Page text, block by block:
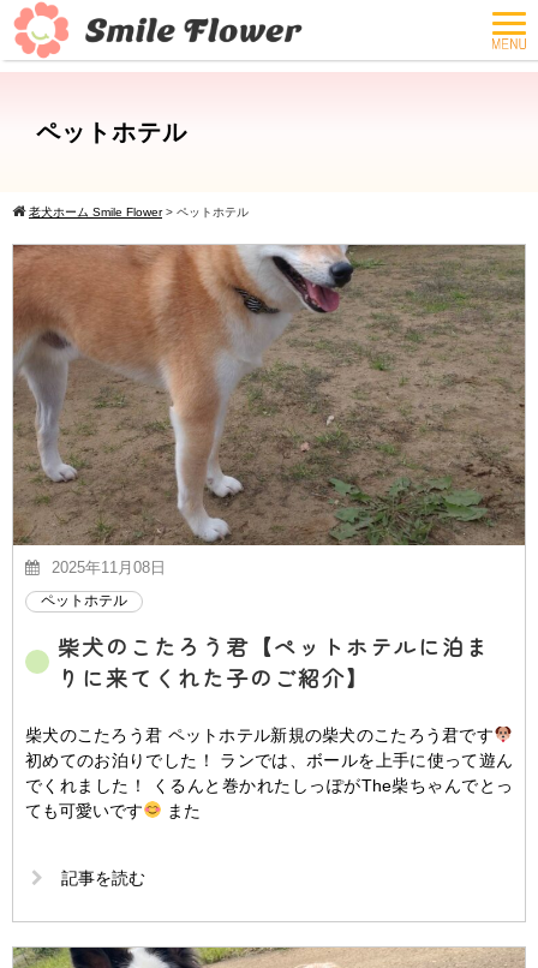
ペットホテル
老犬ホーム Smile Flower> ペットホテル
2025年11月08日
ペットホテル
柴犬のこたろう君【ペットホテルに泊ま
りに来てくれた子のご紹介】
柴犬のこたろう君 ペットホテル新規の柴犬のこたろう君です
初めてのお泊りでした！ ランでは、ボールを上手に使って遊ん
でくれました！ くるんと巻かれたしっぽがThe柴ちゃんでとっ
ても可愛いです
また
記事を読む